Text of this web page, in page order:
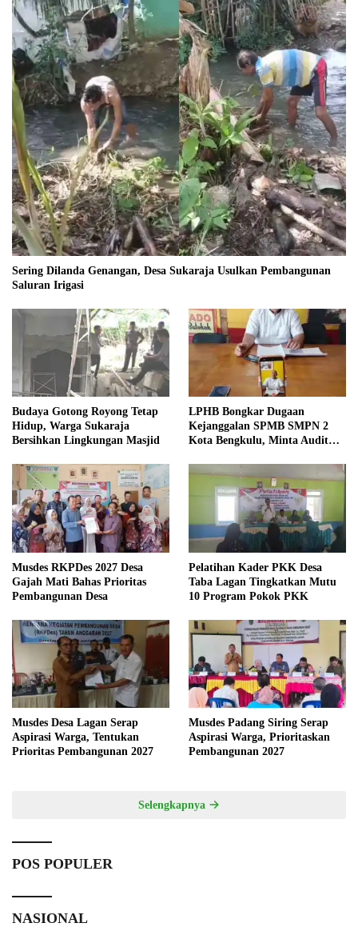
Sering Dilanda Genangan, Desa Sukaraja Usulkan Pembangunan
Saluran Irigasi
Budaya Gotong Royong Tetap
Hidup, Warga Sukaraja
Bersihkan Lingkungan Masjid
LPHB Bongkar Dugaan
Kejanggalan SPMB SMPN 2
Kota Bengkulu, Minta Audit
Musdes RKPDes 2027 Desa
Gajah Mati Bahas Prioritas
Pembangunan Desa
Pelatihan Kader PKK Desa
Taba Lagan Tingkatkan Mutu
10 Program Pokok PKK
Musdes Desa Lagan Serap
Aspirasi Warga, Tentukan
Prioritas Pembangunan 2027
Musdes Padang Siring Serap
Aspirasi Warga, Prioritaskan
Pembangunan 2027
Selengkapnya
POS POPULER
NASIONAL